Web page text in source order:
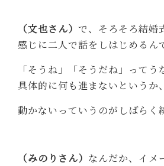
（文也さん）で、そろそろ結婚
感じに二人で話をしはじめるん
「そうね」「そうだね」って
具体的に何も進まないというか、
動かないっていうのがしばらく
（みのりさん） なんだか、イメ